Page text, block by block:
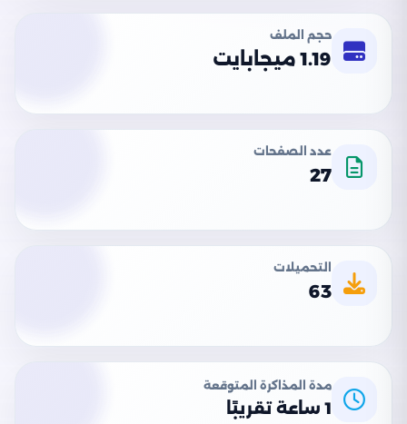
حجم الملف
1.19 ميجابايت
عدد الصفحات
27
التحميلات
63
مدة المذاكرة المتوقعة
1 ساعة تقريبًا